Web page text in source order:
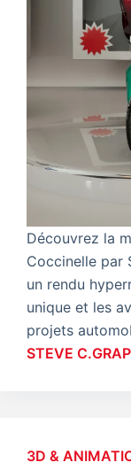
Découvrez la
Coccinelle par
un rendu
unique et les
projets
STEVE
3D &